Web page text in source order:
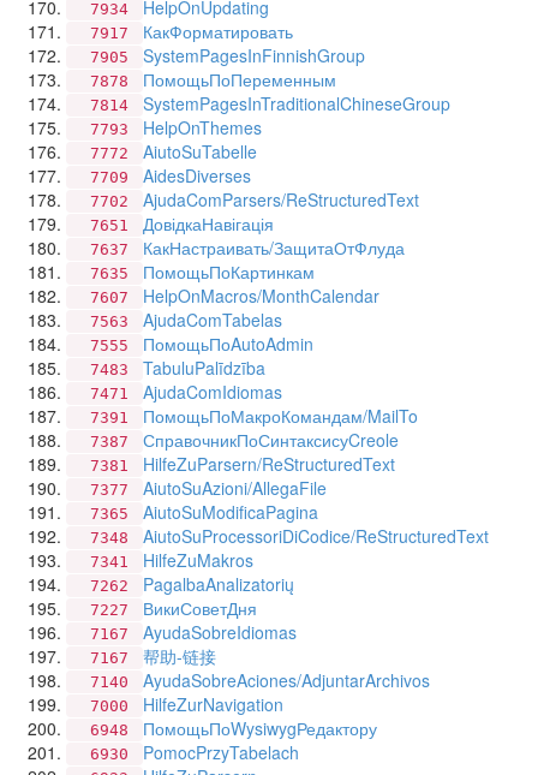
7934 HelpOnUpdating
7917 КакФорматировать
7905 SystemPagesInFinnishGroup
7878 ПомощьПоПеременным
7814 SystemPagesInTraditionalChineseGroup
7793 HelpOnThemes
7772 AiutoSuTabelle
7709 AidesDiverses
7702 AjudaComParsers/ReStructuredText
7651 ДовідкаНавігація
7637 КакНастраивать/ЗащитаОтФлуда
7635 ПомощьПоКартинкам
7607 HelpOnMacros/MonthCalendar
7563 AjudaComTabelas
7555 ПомощьПоAutoAdmin
7483 TabuluPalīdzība
7471 AjudaComIdiomas
7391 ПомощьПоМакроКомандам/MailTo
7387 СправочникПоСинтаксисуCreole
7381 HilfeZuParsern/ReStructuredText
7377 AiutoSuAzioni/AllegaFile
7365 AiutoSuModificaPagina
7348 AiutoSuProcessoriDiCodice/ReStructuredText
7341 HilfeZuMakros
7262 PagalbaAnalizatorių
7227 ВикиСоветДня
7167 AyudaSobreIdiomas
7167 帮助-链接
7140 AyudaSobreAciones/AdjuntarArchivos
7000 HilfeZurNavigation
6948 ПомощьПоWysiwygРедактору
6930 PomocPrzyTabelach